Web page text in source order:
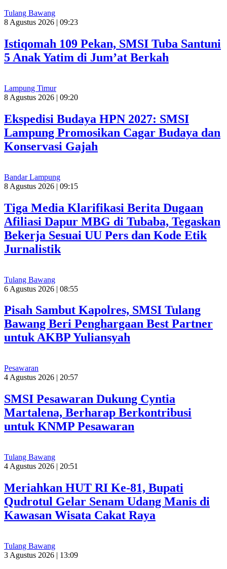
Tulang Bawang
8 Agustus 2026 | 09:23
Istiqomah 109 Pekan, SMSI Tuba Santuni
5 Anak Yatim di Jum’at Berkah
Lampung Timur
8 Agustus 2026 | 09:20
Ekspedisi Budaya HPN 2027: SMSI
Lampung Promosikan Cagar Budaya dan
Konservasi Gajah
Bandar Lampung
8 Agustus 2026 | 09:15
Tiga Media Klarifikasi Berita Dugaan
Afiliasi Dapur MBG di Tubaba, Tegaskan
Bekerja Sesuai UU Pers dan Kode Etik
Jurnalistik
Tulang Bawang
6 Agustus 2026 | 08:55
Pisah Sambut Kapolres, SMSI Tulang
Bawang Beri Penghargaan Best Partner
untuk AKBP Yuliansyah
Pesawaran
4 Agustus 2026 | 20:57
SMSI Pesawaran Dukung Cyntia
Martalena, Berharap Berkontribusi
untuk KNMP Pesawaran
Tulang Bawang
4 Agustus 2026 | 20:51
Meriahkan HUT RI Ke-81, Bupati
Qudrotul Gelar Senam Udang Manis di
Kawasan Wisata Cakat Raya
Tulang Bawang
3 Agustus 2026 | 13:09